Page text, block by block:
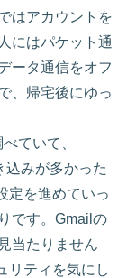
はアカウントを
にはパケット通
ータ通信をオフ
、帰宅後にゆっ
ていて、
込みが多かった
定を進めていっ
です。Gmailの
当たりません
リティを気にし